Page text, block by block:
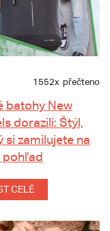
1552x přečteno
batohy New
dorazili: Štýl,
si zamilujete na
pohľad
CELÉ